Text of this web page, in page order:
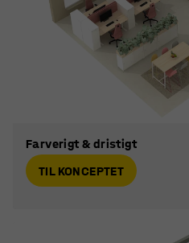
Farverigt & dristigt
TIL KONCEPTET